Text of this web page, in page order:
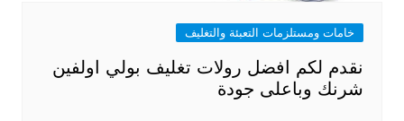
خامات ومستلزمات التعبئة والتغليف
نقدم لكم افضل رولات تغليف بولي اولفين
شرنك وباعلى جودة